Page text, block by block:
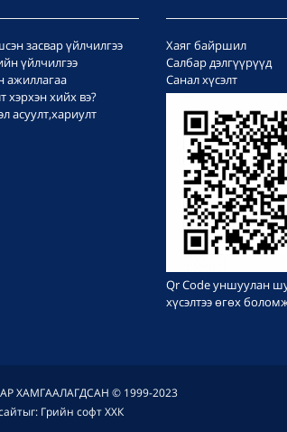
засвар үйлчилгээ
үйлчилгээ
ажиллагаа
хэрхэн хийх вэ?
асуулт,хариулт
Хаяг байршил
Салбар дэлгүүрүүд
Санал хүсэлт
Qr Code уншуулан
хүсэлтээ өгөх
ХАМГААЛАГДСАН © 1999-2023
ыг: Грийн софт ХХК